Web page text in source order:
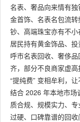
名表、奢品向来情有
金首饰、名表名包流
钞、高端珠宝亦有不
居民持有黄金饰品、投
呼市名表回收、奢侈
齐，部分不良商家虚
“提纯费” 变相牟利，
结合 2026 年本地市场
质合规、规模实力、
过硬、口碑靠谱的回